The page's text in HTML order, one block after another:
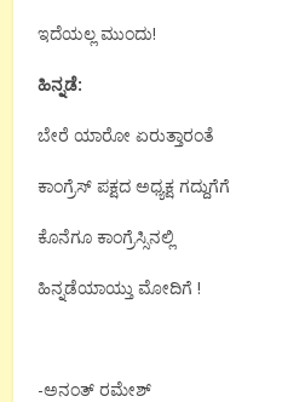
ಇದೆಯಲ್ಲ ಮುಂದು!
ಹಿನ್ನಡೆ:
ಬೇರೆ ಯಾರೋ ಏರುತ್ತಾರಂತೆ
ಕಾಂಗ್ರೆಸ್ ಪಕ್ಷದ ಅಧ್ಯಕ್ಷ ಗದ್ದುಗೆಗೆ
ಕೊನೆಗೂ ಕಾಂಗ್ರೆಸ್ಸಿನಲ್ಲಿ
ಹಿನ್ನಡೆಯಾಯ್ತು ಮೋದಿಗೆ !
-ಅನಂತ್ ರಮೇಶ್